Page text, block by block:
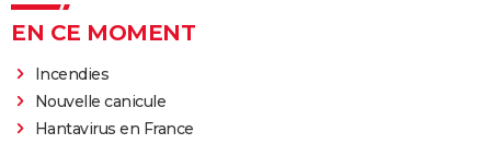
EN CE MOMENT
Incendies
Nouvelle canicule
Hantavirus en France